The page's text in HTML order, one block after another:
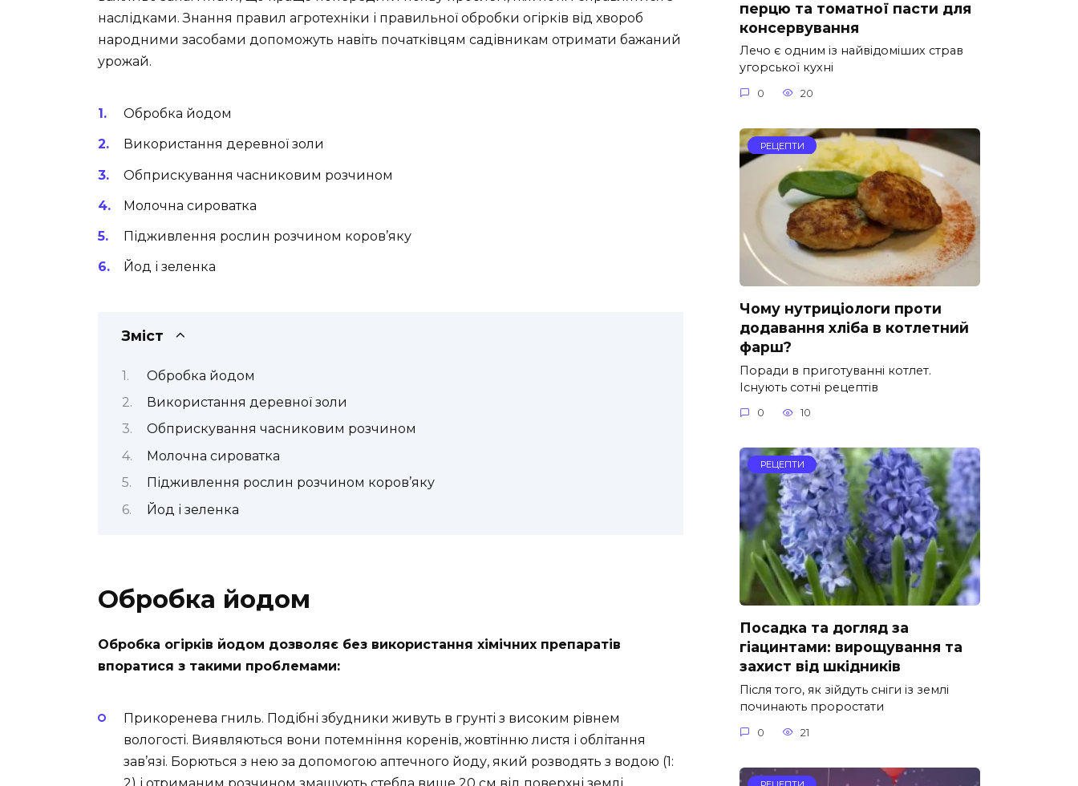
наслідками. Знання правил агротехніки і правильної обробки огірків від хвороб
народними засобами допоможуть навіть початківцям садівникам отримати бажаний
урожай.
Обробка йодом
Використання деревної золи
Обприскування часниковим розчином
Молочна сироватка
Підживлення рослин розчином коров’яку
Йод і зеленка
Зміст
Обробка йодом
Використання деревної золи
Обприскування часниковим розчином
Молочна сироватка
Підживлення рослин розчином коров’яку
Йод і зеленка
Обробка йодом
Обробка огірків йодом дозволяє без використання хімічних препаратів
впоратися з такими проблемами:
Прикоренева гниль. Подібні збудники живуть в грунті з високим рівнем
вологості. Виявляються вони потемніння коренів, жовтінню листя і облітання
зав’язі. Борються з нею за допомогою аптечного йоду, який розводять з водою (1:
перцю та томатної пасти для
консервування
Лечо є одним із найвідоміших страв
угорської кухні
0 20
РЕЦЕПТИ
Чому нутриціологи проти
додавання хліба в котлетний
фарш?
Поради в приготуванні котлет.
Існують сотні рецептів
0 10
РЕЦЕПТИ
Посадка та догляд за
гіацинтами: вирощування та
захист від шкідників
Після того, як зійдуть сніги із землі
починають проростати
0 21